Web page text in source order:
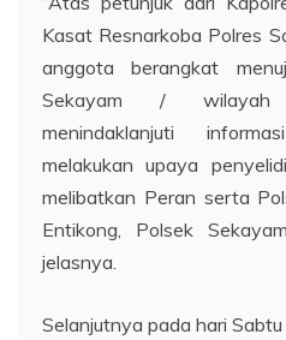
Kasat Resnarkoba Polres
anggota berangkat
Sekayam / wilayah
menindaklanjuti
melakukan upaya
melibatkan Peran serta
Entikong, Polsek
jelasnya.
Selanjutnya pada hari